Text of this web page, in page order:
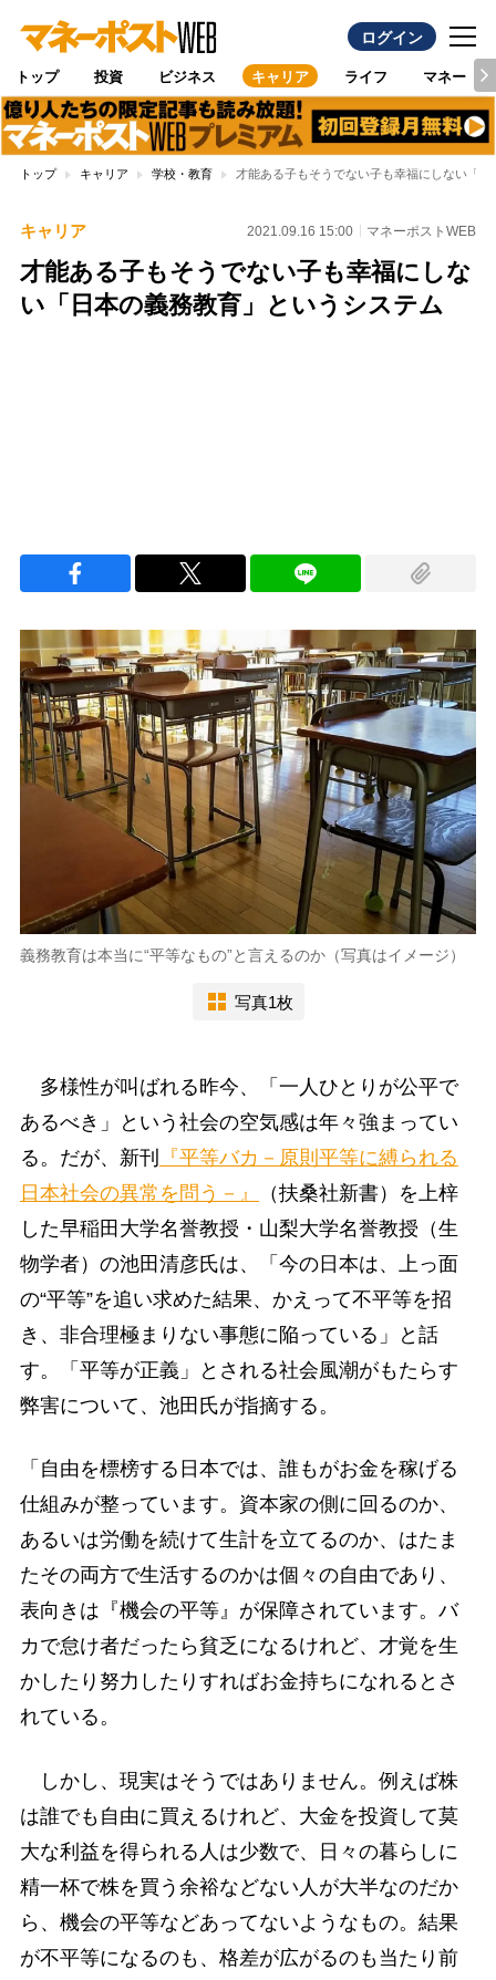
ログイン
トップ 投資 ビジネス キャリア ライフ マネー
トップ キャリア 学校・教育 才能ある子もそうでない子も幸福にしない「
キャリア 2021.09.16 15:00 マネーポストWEB
才能ある子もそうでない子も幸福にしな
い「日本の義務教育」というシステム
義務教育は本当に“平等なもの”と言えるのか（写真はイメージ）
写真1枚
多様性が叫ばれる昨今、「一人ひとりが公平で
あるべき」という社会の空気感は年々強まってい
る。だが、新刊
『平等バカ－原則平等に縛られる
日本社会の異常を問う－』
（扶桑社新書）を上梓
した早稲田大学名誉教授・山梨大学名誉教授（生
物学者）の池田清彦氏は、「今の日本は、上っ面
の“平等”を追い求めた結果、かえって不平等を招
き、非合理極まりない事態に陥っている」と話
す。「平等が正義」とされる社会風潮がもたらす
弊害について、池田氏が指摘する。
「自由を標榜する日本では、誰もがお金を稼げる
仕組みが整っています。資本家の側に回るのか、
あるいは労働を続けて生計を立てるのか、はたま
たその両方で生活するのかは個々の自由であり、
表向きは『機会の平等』が保障されています。バ
カで怠け者だったら貧乏になるけれど、才覚を生
かしたり努力したりすればお金持ちになれるとさ
れている。
しかし、現実はそうではありません。例えば株
は誰でも自由に買えるけれど、大金を投資して莫
大な利益を得られる人は少数で、日々の暮らしに
精一杯で株を買う余裕などない人が大半なのだか
ら、機会の平等などあってないようなもの。結果
が不平等になるのも、格差が広がるのも当たり前